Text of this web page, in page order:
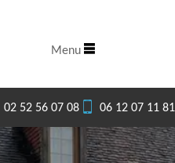
02 52 56 07 08 06 12 07 11 81
Menu